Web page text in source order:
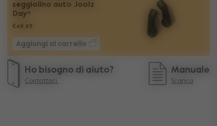
seggiolino auto Joolz
Day⁵
€49,95
Aggiungi al carrello
Ho bisogno di aiuto?
Contattaci.
Manuale
Scarica